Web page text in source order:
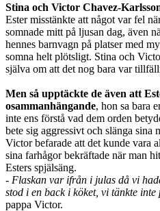
Stina och Victor Chavez-
Ester misstänkte att något var fel
somnade mitt på ljusan dag, även
hennes barnvagn på platser med
somna helt plötsligt. Stina och
själva om att det nog bara var
Men så upptäckte de även att
osammanhängande, hon sa bara
inte ens förstå vad dem orden
bete sig aggressivt och slänga
Victor befarade att det kunde vara
sina farhågor bekräftade när man
Esters spjälsäng.
- Flaskan var ifrån i julas då vi
stod i en back i köket, vi tänkte inte
pappa Victor.